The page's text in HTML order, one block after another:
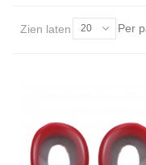
Zien laten 20 Per